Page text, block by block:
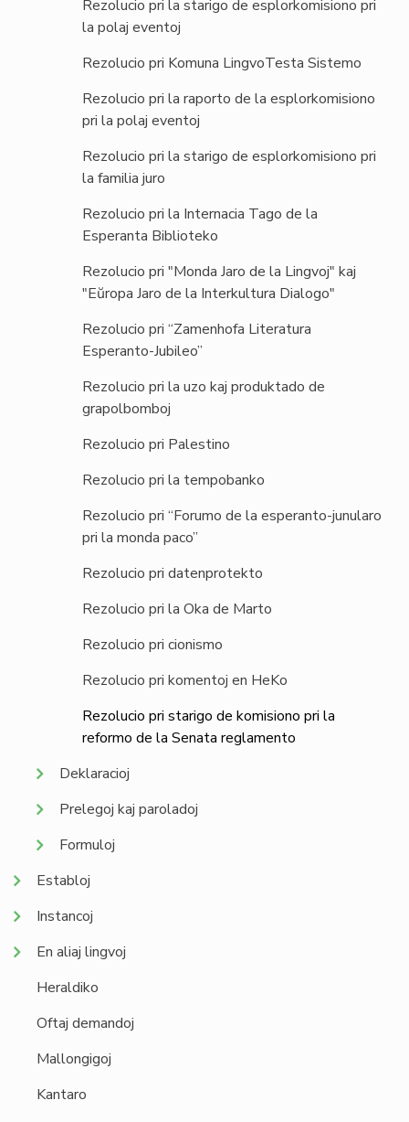
Rezolucio pri la starigo de esplorkomisiono pri
la polaj eventoj
Rezolucio pri Komuna LingvoTesta Sistemo
Rezolucio pri la raporto de la esplorkomisiono
pri la polaj eventoj
Rezolucio pri la starigo de esplorkomisiono pri
la familia juro
Rezolucio pri la Internacia Tago de la
Esperanta Biblioteko
Rezolucio pri "Monda Jaro de la Lingvoj" kaj
"Eŭropa Jaro de la Interkultura Dialogo"
Rezolucio pri “Zamenhofa Literatura
Esperanto-Jubileo”
Rezolucio pri la uzo kaj produktado de
grapolbomboj
Rezolucio pri Palestino
Rezolucio pri la tempobanko
Rezolucio pri “Forumo de la esperanto-junularo
pri la monda paco”
Rezolucio pri datenprotekto
Rezolucio pri la Oka de Marto
Rezolucio pri cionismo
Rezolucio pri komentoj en HeKo
Rezolucio pri starigo de komisiono pri la
reformo de la Senata reglamento
Deklaracioj
Prelegoj kaj paroladoj
Formuloj
Establoj
Instancoj
En aliaj lingvoj
Heraldiko
Oftaj demandoj
Mallongigoj
Kantaro